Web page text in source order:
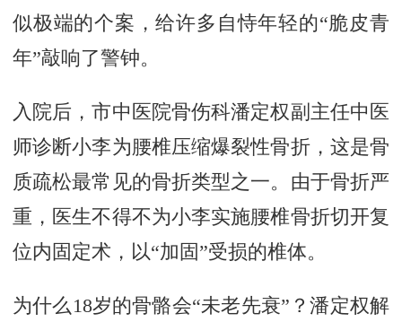
似极端的个案，给许多自恃年轻的“脆皮青
年”敲响了警钟。
入院后，市中医院骨伤科潘定权副主任中医
师诊断小李为腰椎压缩爆裂性骨折，这是骨
质疏松最常见的骨折类型之一。由于骨折严
重，医生不得不为小李实施腰椎骨折切开复
位内固定术，以“加固”受损的椎体。
为什么18岁的骨骼会“未老先衰”？潘定权解